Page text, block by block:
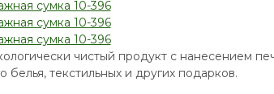
чистый продукт с нанесением
текстильных и других подарков.